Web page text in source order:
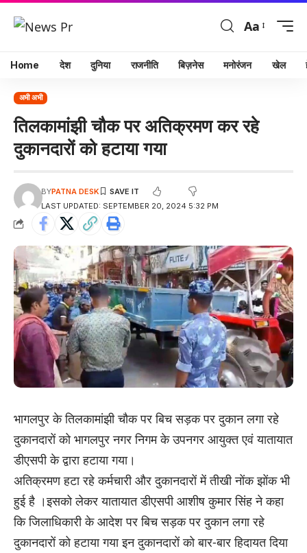
Aa
Home देश दुनिया राजनीति बिज़नेस मनोरंजन खेल
अभी अभी
तिलकामांझी चौक पर अतिक्रमण कर रहे
दुकानदारों को हटाया गया
LAST UPDATED: SEPTEMBER 20, 2024 5:32 PM
BYPATNA DESK
भागलपुर के तिलकामांझी चौक पर बिच सड़क पर दुकान लगा रहे
दुकानदारों को भागलपुर नगर निगम के उपनगर आयुक्त एवं यातायात
डीएसपी के द्वारा हटाया गया।
अतिक्रमण हटा रहे कर्मचारी और दुकानदारों में तीखी नोंक झोंक भी
हुई है ।इसको लेकर यातायात डीएसपी आशीष कुमार सिंह ने कहा
कि जिलाधिकारी के आदेश पर बिच सड़क पर दुकान लगा रहे
दुकानदारों को हटाया गया इन दुकानदारों को बार-बार हिदायत दिया